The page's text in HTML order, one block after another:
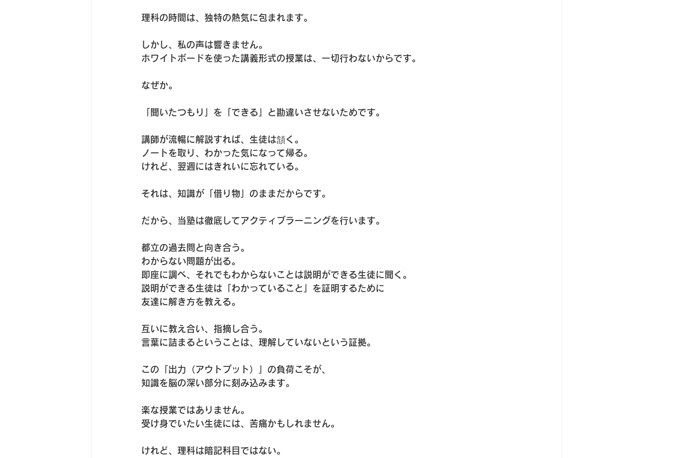
理科の時間は、独特の熱気に包まれます。
しかし、私の声は響きません。
ホワイトボードを使った講義形式の授業は、一切行わないからです。
なぜか。
「聞いたつもり」を「できる」と勘違いさせないためです。
講師が流暢に解説すれば、生徒は頷く。
ノートを取り、わかった気になって帰る。
けれど、翌週にはきれいに忘れている。
それは、知識が「借り物」のままだからです。
だから、当塾は徹底してアクティブラーニングを行います。
都立の過去問と向き合う。
わからない問題が出る。
即座に調べ、それでもわからないことは説明ができる生徒に聞く。
説明ができる生徒は「わかっていること」を証明するために
友達に解き方を教える。
互いに教え合い、指摘し合う。
言葉に詰まるということは、理解していないという証拠。
この「出力（アウトプット）」の負荷こそが、
知識を脳の深い部分に刻み込みます。
楽な授業ではありません。
受け身でいたい生徒には、苦痛かもしれません。
けれど、理科は暗記科目ではない。